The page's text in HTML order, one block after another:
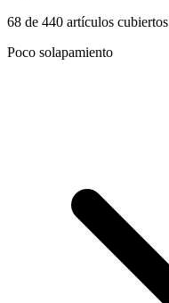
68 de 440 artículos cubiertos
Poco solapamiento